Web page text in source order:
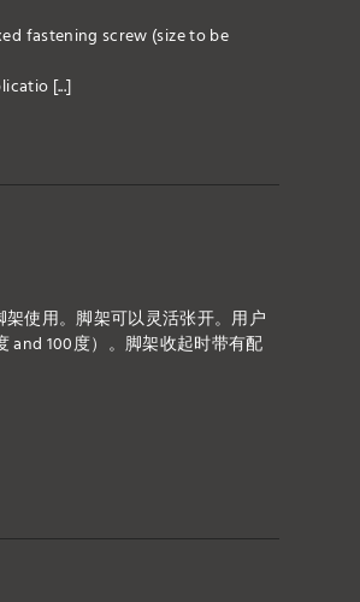
fastening screw (size to be
[...]
使用。脚架可以灵活张开。用户
and 100度）。脚架收起时带有配